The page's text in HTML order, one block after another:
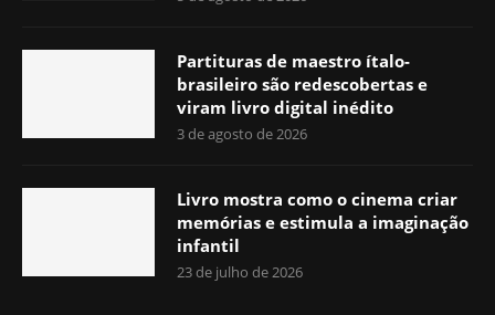
Partituras de maestro ítalo-
brasileiro são redescobertas e
viram livro digital inédito
3 de agosto de 2026
Livro mostra como o cinema criar
memórias e estimula a imaginação
infantil
23 de julho de 2026